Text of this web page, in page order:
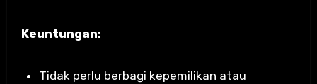
Keuntungan:
Tidak perlu berbagi kepemilikan atau